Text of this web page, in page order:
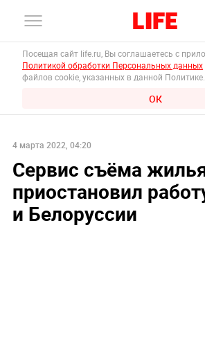
Посещая сайт life.ru, Вы соглашаетесь с
Политикой обработки Персональных данных
файлов cookie, указанных в данной Политике.
ОК
4 марта 2022, 04:20
Сервис съёма
приостановил
и Белоруссии